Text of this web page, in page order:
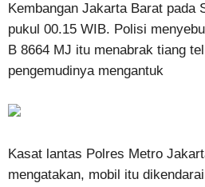
Kembangan Jakarta Barat pada
pukul 00.15 WIB. Polisi
B 8664 MJ itu menabrak tiang
pengemudinya mengantuk
Kasat lantas Polres Metro
mengatakan, mobil itu